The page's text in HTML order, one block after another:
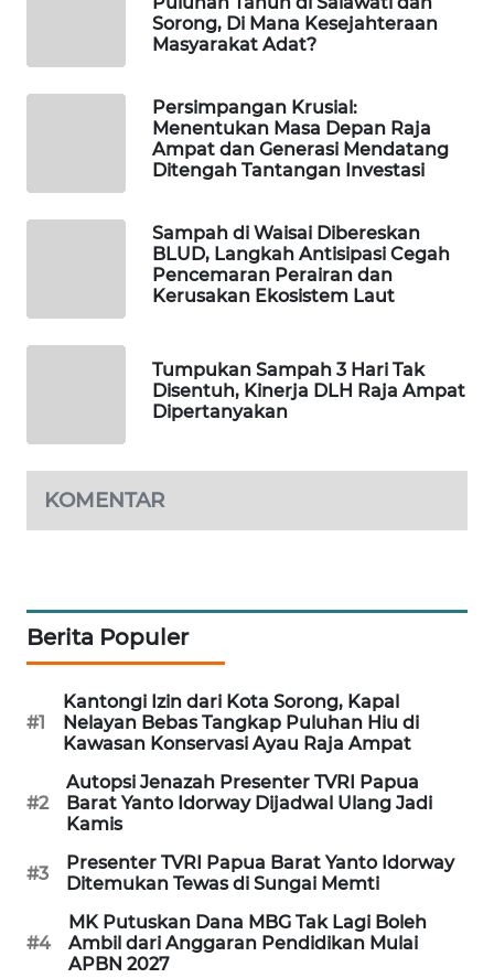
Sorong, Di Mana Kesejahteraan
Masyarakat Adat?
Persimpangan Krusial:
Menentukan Masa Depan Raja
Ampat dan Generasi Mendatang
Ditengah Tantangan Investasi
Sampah di Waisai Dibereskan
BLUD, Langkah Antisipasi Cegah
Pencemaran Perairan dan
Kerusakan Ekosistem Laut
Tumpukan Sampah 3 Hari Tak
Disentuh, Kinerja DLH Raja Ampat
Dipertanyakan
KOMENTAR
Berita Populer
#1
Kantongi Izin dari Kota Sorong, Kapal
Nelayan Bebas Tangkap Puluhan Hiu di
Kawasan Konservasi Ayau Raja Ampat
#2
Autopsi Jenazah Presenter TVRI Papua
Barat Yanto Idorway Dijadwal Ulang Jadi
Kamis
#3
Presenter TVRI Papua Barat Yanto Idorway
Ditemukan Tewas di Sungai Memti
#4
MK Putuskan Dana MBG Tak Lagi Boleh
Ambil dari Anggaran Pendidikan Mulai
APBN 2027
PERSONA
WAHANA
DESA
WAHANA
Wahana
Network
LISTRIK
MASYARAKAT
KELISTRIKAN
WALINKI
ID
MAWAKA
ID
MARTABAT
NET